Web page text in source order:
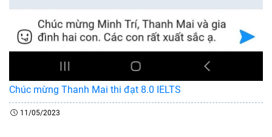
Chúc mừng Thanh Mai thi đạt 8.0 IELTS
11/05/2023